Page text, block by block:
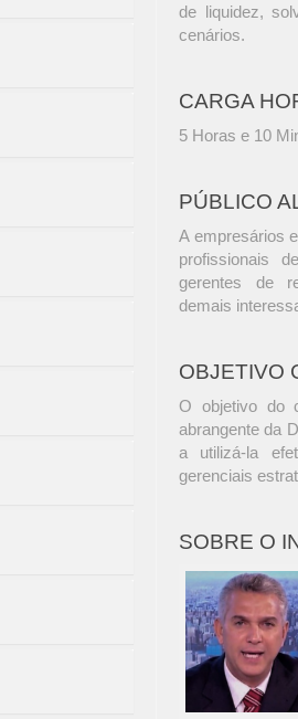
de liquidez,
cenários.
CARGA
5 Horas e 10
PÚBLICO
A empresários
profissionais
gerentes de
demais
OBJETIVO
O objetivo do
abrangente da
a utilizá-la
gerenciais
SOBRE O